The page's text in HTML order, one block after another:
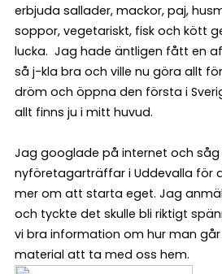
erbjuda sallader, mackor, paj,
soppor, vegetariskt, fisk och kött
lucka. Jag hade äntligen fått en
så j-kla bra och ville nu göra allt
dröm och öppna den första i
allt finns ju i mitt huvud.
Jag googlade på internet och
nyföretagarträffar i Uddevalla för
mer om att starta eget. Jag
och tyckte det skulle bli riktigt
vi bra information om hur man
material att ta med oss hem.